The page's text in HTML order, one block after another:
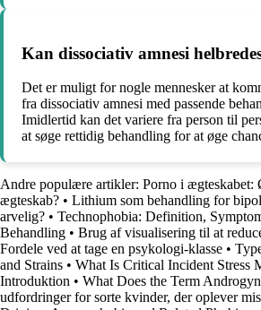
Kan dissociativ amnesi
Det er muligt for nogle mennesker at
fra dissociativ amnesi med passende
Imidlertid kan det variere fra person til
at søge rettidig behandling for at øge
Andre populære artikler: Porno i
ægteskab? • Lithium som behandling for
arvelig? • Technophobia: Definition,
Behandling • Brug af visualisering til at
Fordele ved at tage en psykologi-klasse •
and Strains • What Is Critical Incident Stress
Introduktion • What Does the Term
udfordringer for sorte kvinder, der oplever